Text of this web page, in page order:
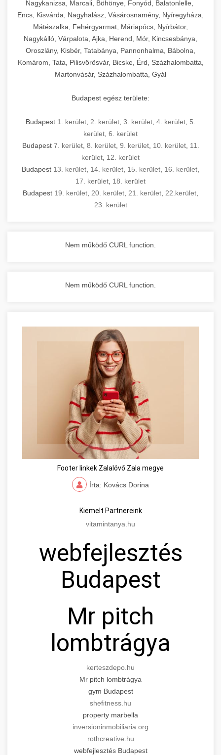
Nagykanizsa, Marcali, Böhönye, Fonyód, Balatonlelle,
Encs, Kisvárda, Nagyhalász, Vásárosnamény, Nyíregyháza,
Mátészalka, Fehérgyarmat, Máriapócs, Nyírbátor,
Nagykálló, Várpalota, Ajka, Herend, Mór, Kincsesbánya,
Oroszlány, Kisbér, Tatabánya, Pannonhalma, Bábolna,
Komárom, Tata, Pilisvörösvár, Bicske, Érd, Százhalombatta,
Martonvásár, Százhalombatta, Gyál
Budapest egész területe:
Budapest 1. kerület 2. kerület 3. kerület 4. kerület 5.
kerület 6. kerület
Budapest 7. kerület, 8. kerület, 9. kerület, 10. kerület, 11.
kerület 12. kerület
Budapest 13. kerület 14. kerület 15. kerület 16. kerület
17. kerület 18. kerület
Budapest 19. kerület 20. kerület 21. kerület 22.kerület
23. kerület
Nem működő CURL function.
Nem működő CURL function.
Footer linkek Zalalövő Zala megye
Írta: Kovács Dorina
Kiemelt Partnereink
vitamintanya.hu
webfejlesztés
Budapest
Mr pitch
lombtrágya
kerteszdepo.hu
Mr pitch lombtrágya
gym Budapest
shefitness.hu
property marbella
inversioninmobiliaria.org
rothcreative.hu
webfejlesztés Budapest